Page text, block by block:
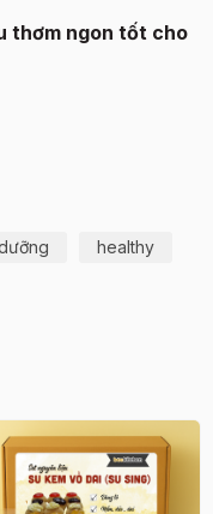
thơm ngon tốt cho
healthy